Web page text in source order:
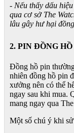
- Nếu thấy dấu hiệu
qua cơ sở The
lâu gây hư hại
2. PIN ĐỒNG HỒ
Đồng hồ pin
nhiên đồng hồ pin
xưởng nên có thể
ngay sau khi mua.
mang ngay qua
Một số chú ý khi